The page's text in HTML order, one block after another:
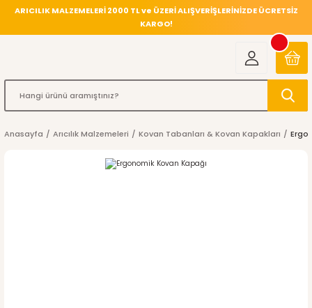
ARICILIK MALZEMELERİ 2000 TL ve ÜZERİ ALIŞVERİŞLERİNİZDE ÜCRETSİZ
KARGO!
Anasayfa Arıcılık Malzemeleri Kovan Tabanları & Kovan Kapakları